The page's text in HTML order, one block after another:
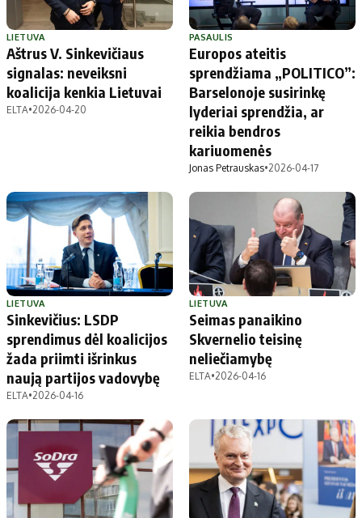
LIETUVA
Aštrus V. Sinkevičiaus
signalas: neveiksni
koalicija kenkia Lietuvai
ELTA•2026-04-20
PASAULIS
Europos ateitis
sprendžiama „POLITICO”:
Barselonoje susirinkę
lyderiai sprendžia, ar
reikia bendros
kariuomenės
Jonas Petrauskas•2026-04-17
LIETUVA
Sinkevičius: LSDP
sprendimus dėl koalicijos
žada priimti išrinkus
naują partijos vadovybę
ELTA•2026-04-16
LIETUVA
Seimas panaikino
Skvernelio teisinę
neliečiamybę
ELTA•2026-04-16